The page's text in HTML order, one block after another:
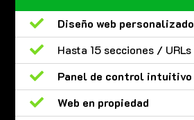

Diseño web personalizado

Hasta 15 secciones / URLs

Panel de control intuitivo

Web en propiedad